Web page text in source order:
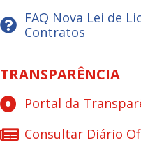
FAQ Nova Lei de
Contratos
TRANSPARÊNCIA
Portal da
Consultar Diário